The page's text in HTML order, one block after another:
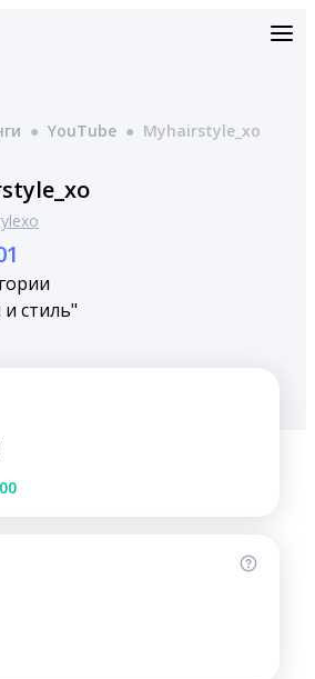
● YouTube ● Myhairstyle_xo
стиль"